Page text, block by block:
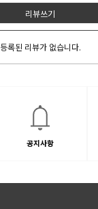
리뷰쓰기
등록된 리뷰가 없습니다.
공지사항